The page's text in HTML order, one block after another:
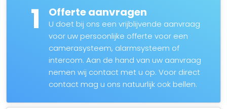
1 Offerte aanvragen
U doet bij ons een vrijblijvende aanvraag
voor uw persoonlijke offerte voor een
camerasysteem, alarmsysteem of
intercom. Aan de hand van uw aanvraag
nemen wij contact met u op. Voor direct
contact mag u ons natuurlijk ook bellen.